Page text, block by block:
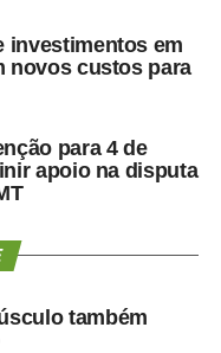
investimentos em
novos custos para
para 4 de
apoio na disputa
também